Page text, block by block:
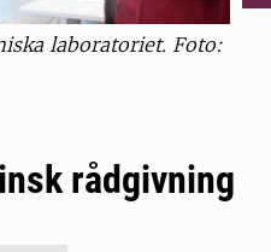
laboratoriet. Foto:
rådgivning